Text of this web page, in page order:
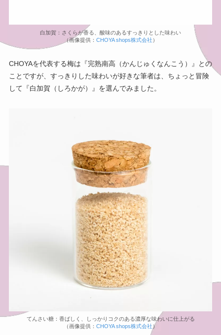
白加賀：さくらが香る、酸味のあるすっきりとした味わい
（画像提供： CHOYA shops株式会社 ）
CHOYAを代表する梅は『完熟南高（かんじゅくなんこう）』との
ことですが、すっきりした味わいが好きな筆者は、ちょっと冒険
して『白加賀（しろかが）』を選んでみました。
てんさい糖：香ばしく、しっかりコクのある濃厚な味わいに仕上がる
（画像提供： CHOYA shops株式会社）